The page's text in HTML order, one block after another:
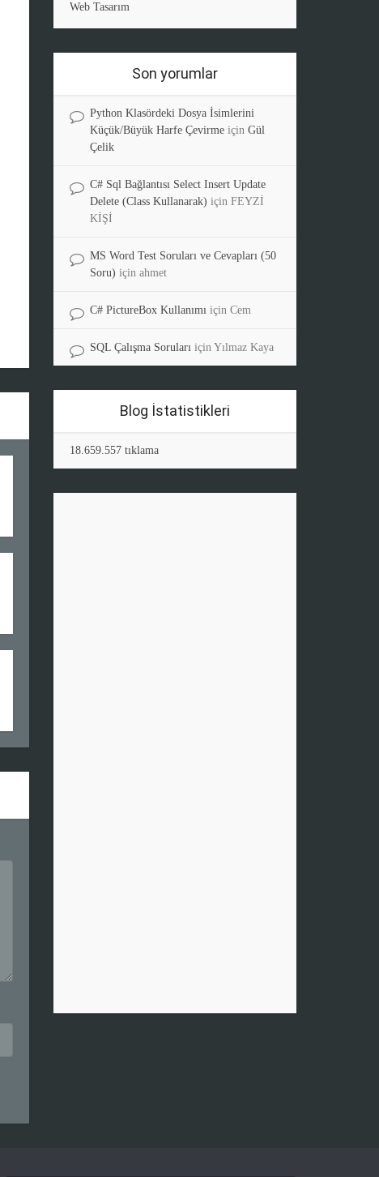
Web Tasarım
Son yorumlar
Python Klasördeki Dosya İsimlerini
Küçük/Büyük Harfe Çevirme için Gül
Çelik
C# Sql Bağlantısı Select Insert Update
Delete (Class Kullanarak) için FEYZİ
KİŞİ
MS Word Test Soruları ve Cevapları (50
Soru) için ahmet
C# PictureBox Kullanımı için Cem
SQL Çalışma Soruları için Yılmaz Kaya
Blog İstatistikleri
18.659.557 tıklama